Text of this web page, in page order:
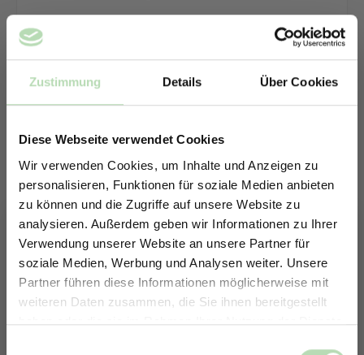
Zustimmung Details Über Cookies
Diese Webseite verwendet Cookies
Wir verwenden Cookies, um Inhalte und Anzeigen zu
personalisieren, Funktionen für soziale Medien anbieten
zu können und die Zugriffe auf unsere Website zu
analysieren. Außerdem geben wir Informationen zu Ihrer
Verwendung unserer Website an unsere Partner für
soziale Medien, Werbung und Analysen weiter. Unsere
Partner führen diese Informationen möglicherweise mit
weiteren Daten zusammen, die Sie ihnen bereitgestellt
haben oder die sie im Rahmen Ihrer Nutzung der Dienste
ERHALTE 5% RABATT AUF
DEINE RÜCKWÄNDE